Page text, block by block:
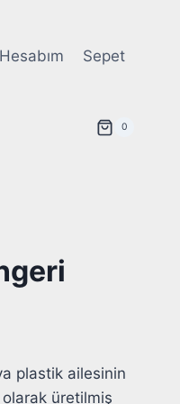
Hesabım Sepet
0
plastik ailesinin
üretilmiş